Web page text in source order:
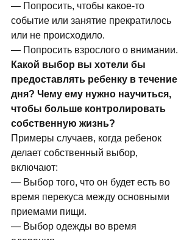
— Попросить, чтобы какое-то
событие или занятие прекратилось
или не происходило.
— Попросить взрослого о внимании.
Какой выбор вы хотели бы
предоставлять ребенку в течение
дня? Чему ему нужно научиться,
чтобы больше контролировать
собственную жизнь?
Примеры случаев, когда ребенок
делает собственный выбор,
включают:
— Выбор того, что он будет есть во
время перекуса между основными
приемами пищи.
— Выбор одежды во время